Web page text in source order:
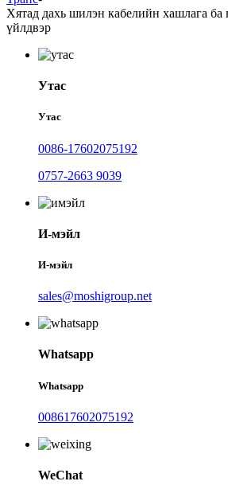
Хятад дахь шилэн кабелийн хашлага ба
үйлдвэр
Утас
Утас
0086-17602075192
0757-2663 9039
И-мэйл
И-мэйл
sales@moshigroup.net
Whatsapp
Whatsapp
008617602075192
WeChat